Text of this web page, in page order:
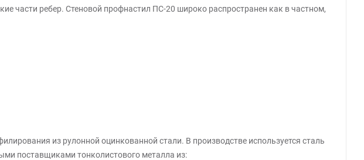
части ребер. Стеновой профнастил ПС-20 широко распространен как в частном,
из рулонной оцинкованной стали. В производстве используется сталь
поставщиками тонколистового металла из: